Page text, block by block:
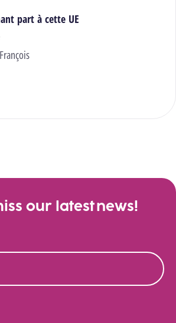
part à cette UE
our latest news!